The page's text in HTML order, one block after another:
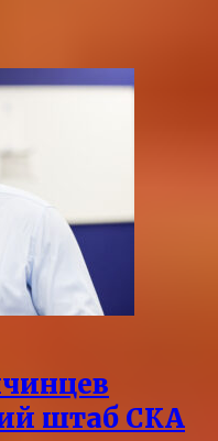
штаб СКА